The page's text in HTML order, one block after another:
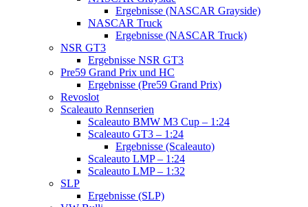
Ergebnisse (NASCAR Grayside)
NASCAR Truck
Ergebnisse (NASCAR Truck)
NSR GT3
Ergebnisse NSR GT3
Pre59 Grand Prix und HC
Ergebnisse (Pre59 Grand Prix)
Revoslot
Scaleauto Rennserien
Scaleauto BMW M3 Cup – 1:24
Scaleauto GT3 – 1:24
Ergebnisse (Scaleauto)
Scaleauto LMP – 1:24
Scaleauto LMP – 1:32
SLP
Ergebnisse (SLP)